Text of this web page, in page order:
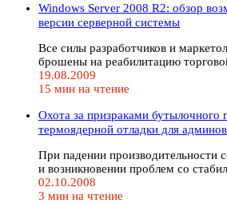
Windows Server 2008 R2: обзор
версии серверной системы
Все силы разработчиков и
брошены на реабилитацию
19.08.2009
15 мин на чтение
Охота за призраками бутылочного
термоядерной отладки для админов
При падении производительности
и возникновении проблем со
02.10.2008
3 мин на чтение